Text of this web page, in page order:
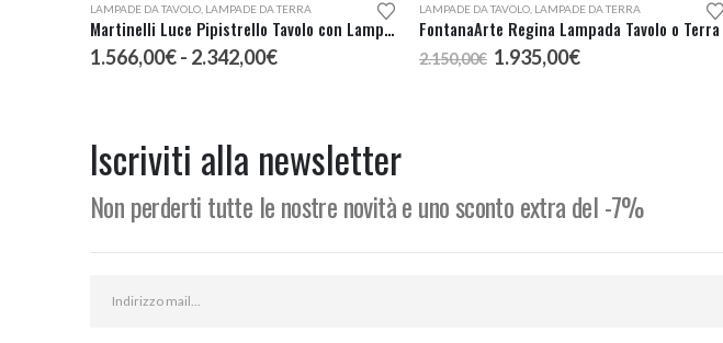
LAMPADE DA TAVOLO LAMPADE DA TERRA
Martinelli Luce Pipistrello Tavolo con Lampadina
1.566,00€- 2.342,00€Fascia
a
2.342,00€
LAMPADE DA TAVOLO LAMPADE DA TERRA
FontanaArte Regina Lampada Tavolo o Terra
2.150,00€ Il
prezzo
1.935,00€Il
Iscriviti alla newsletter
Non perderti tutte le nostre novità e uno sconto extra del -7%